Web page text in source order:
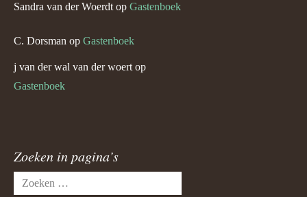
Sandra van der Woerdt op Gastenboek
C. Dorsman op Gastenboek
j van der wal van der woert op
Gastenboek
Zoeken in pagina’s
Zoeken